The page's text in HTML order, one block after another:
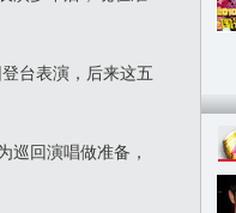
台表演，后来这五
回演唱做准备，